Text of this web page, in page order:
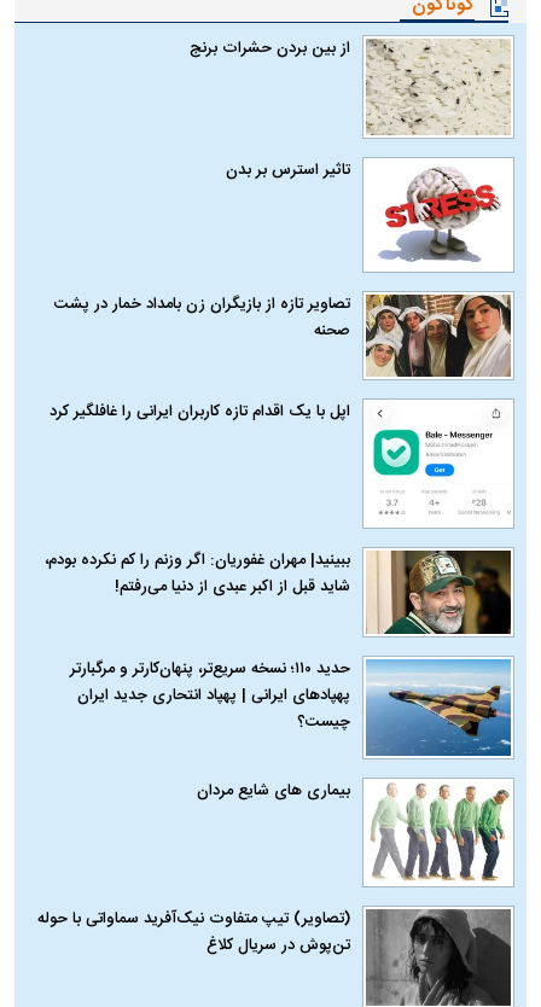
از بین بردن حشرات برنج
تاثیر استرس بر بدن
تصاویر تازه از بازیگران زن بامداد خمار در پشت
صحنه
اپل با یک اقدام تازه کاربران ایرانی را غافلگیر کرد
ببینید| مهران غفوریان: اگر وزنم را کم نکرده بودم،
شاید قبل از اکبر عبدی از دنیا می‌رفتم!
حدید ۱۱۰؛ نسخه سریع‌تر، پنهان‌کارتر و مرگبارتر
پهپادهای ایرانی | پهپاد انتحاری جدید ایران
چیست؟
بیماری‌ های شایع مردان
(تصاویر) تیپ متفاوت نیک‌آفرید سماواتی با حوله
تن‌پوش در سریال کلاغ